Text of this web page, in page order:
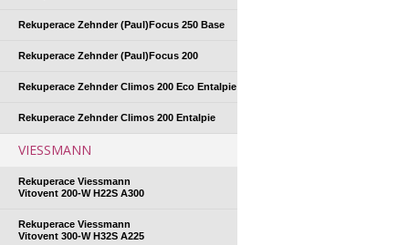
Rekuperace Zehnder (Paul)Focus 250 Base
Rekuperace Zehnder (Paul)Focus 200
Rekuperace Zehnder Climos 200 Eco Entalpie
Rekuperace Zehnder Climos 200 Entalpie
VIESSMANN
Rekuperace Viessmann
Vitovent 200-W H22S A300
Rekuperace Viessmann
Vitovent 300-W H32S A225